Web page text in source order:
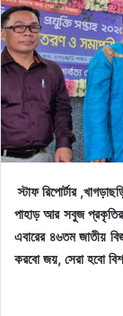
স্টাফ রিপোর্টার
পাহাড় আর সবুজ প্রকৃতির
এবারের ৪৬তম জাতীয়
করবো জয়, সেরা হবো